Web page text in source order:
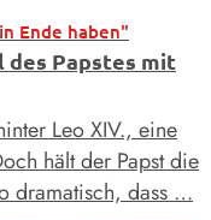
Ende haben"
Papstes mit
Leo XIV., eine
hält der Papst die
dramatisch, dass …